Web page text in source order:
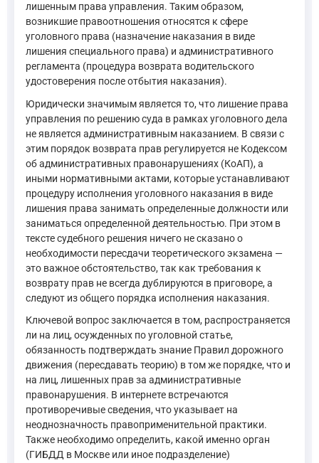
лишенным права управления. Таким образом,
возникшие правоотношения относятся к сфере
уголовного права (назначение наказания в виде
лишения специального права) и административного
регламента (процедура возврата водительского
удостоверения после отбытия наказания).
Юридически значимым является то, что лишение права
управления по решению суда в рамках уголовного дела
не является административным наказанием. В связи с
этим порядок возврата прав регулируется не Кодексом
об административных правонарушениях (КоАП), а
иными нормативными актами, которые устанавливают
процедуру исполнения уголовного наказания в виде
лишения права занимать определенные должности или
заниматься определенной деятельностью. При этом в
тексте судебного решения ничего не сказано о
необходимости пересдачи теоретического экзамена —
это важное обстоятельство, так как требования к
возврату прав не всегда дублируются в приговоре, а
следуют из общего порядка исполнения наказания.
Ключевой вопрос заключается в том, распространяется
ли на лиц, осужденных по уголовной статье,
обязанность подтверждать знание Правил дорожного
движения (пересдавать теорию) в том же порядке, что и
на лиц, лишенных прав за административные
правонарушения. В интернете встречаются
противоречивые сведения, что указывает на
неоднозначность правоприменительной практики.
Также необходимо определить, какой именно орган
(ГИБДД в Москве или иное подразделение)